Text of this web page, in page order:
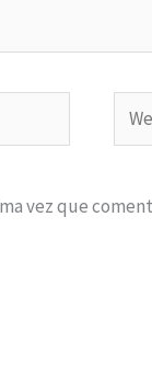
Web
vez que